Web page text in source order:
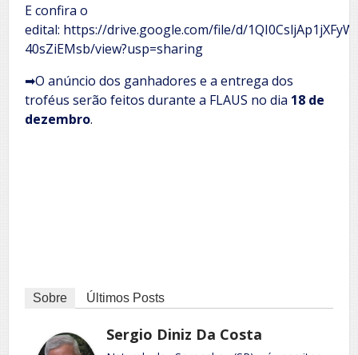
E confira o
edital: https://drive.google.com/file/d/
40sZiEMsb/view?usp=sharing
➡O anúncio dos ganhadores e a entrega dos
troféus serão feitos durante a FLAUS no dia 18 de
dezembro.
Sobre Últimos Posts
Sergio Diniz Da Costa